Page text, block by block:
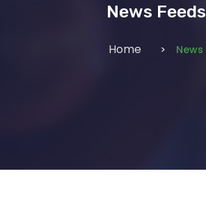
News Feeds
Home News